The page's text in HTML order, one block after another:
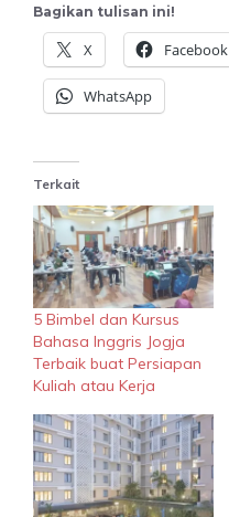
Bagikan tulisan ini!
X Facebook
WhatsApp
Terkait
5 Bimbel dan Kursus
Bahasa Inggris Jogja
Terbaik buat Persiapan
Kuliah atau Kerja